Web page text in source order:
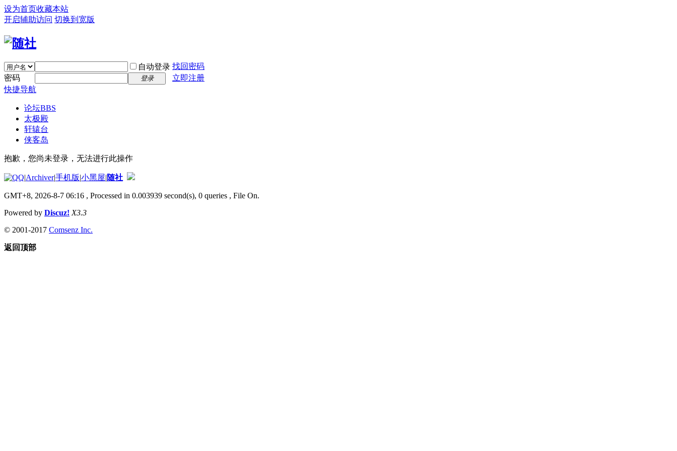
设为首页收藏本站
开启辅助访问 切换到宽版
自动登录 找回密码
密码
登录
立即注册
快捷导航
论坛BBS
太极殿
轩辕台
侠客岛
抱歉，您尚未登录，无法进行此操作
|Archiver|手机版|小黑屋|随社
GMT+8, 2026-8-7 06:16 , Processed in 0.003939 second(s), 0 queries , File On.
Powered by Discuz! X3.3
© 2001-2017 Comsenz Inc.
返回顶部